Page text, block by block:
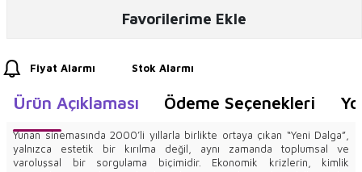
Favorilerime Ekle
Fiyat Alarmı Stok Alarmı
Ürün Açıklaması Ödeme Seçenekleri
Yunan sinemasında 2000’li yıllarla birlikte ortaya çıkan “Yeni Dalga”,
yalnızca estetik bir kırılma değil, aynı zamanda toplumsal ve
varoluşsal bir sorgulama biçimidir. Ekonomik krizlerin, kimlik